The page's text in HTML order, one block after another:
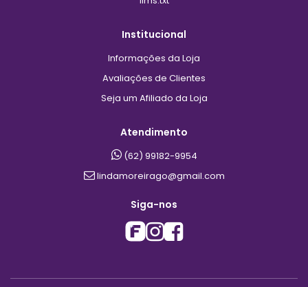
Institucional
Informações da Loja
Avaliações de Clientes
Seja um Afiliado da Loja
Atendimento
(62) 99182-9954
lindamoreirago@gmail.com
Siga-nos